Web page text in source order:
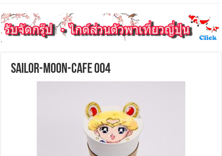
sailor-moon-cafe 004